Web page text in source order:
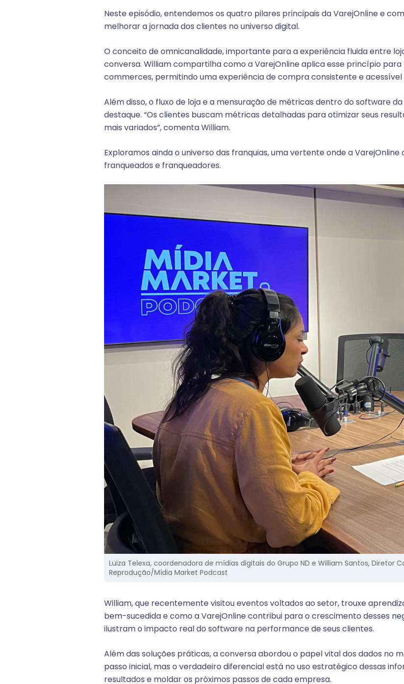
Neste episódio, entendemos os quatro pilares principais da VarejOnline e
melhorar a jornada dos clientes no universo digital.
O conceito de omnicanalidade, importante para a experiência fluida entre
conversa. William compartilha como a VarejOnline aplica esse princípio
commerces, permitindo uma experiência de compra consistente e acessível
Além disso, o fluxo de loja e a mensuração de métricas dentro do software
destaque. “Os clientes buscam métricas detalhadas para otimizar seus
mais variados”, comenta William.
Exploramos ainda o universo das franquias, uma vertente onde a
franqueados e franqueadores.
Luiza Telexa, coordenadora de mídias digitais do Grupo ND e William Santos, Diretor
Reprodução/Mídia Market Podcast
William, que recentemente visitou eventos voltados ao setor, trouxe
bem-sucedida e como a VarejOnline contribui para o crescimento desses
ilustram o impacto real do software na performance de seus clientes.
Além das soluções práticas, a conversa abordou o papel vital dos dados no
passo inicial, mas o verdadeiro diferencial está no uso estratégico dessas
resultados e moldar os próximos passos de cada empresa.